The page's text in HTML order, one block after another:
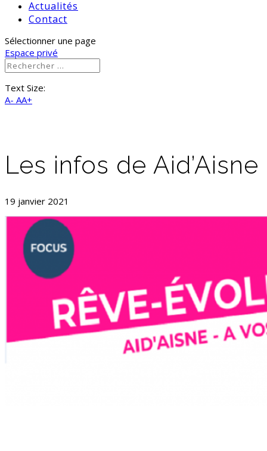
Actualités
Contact
Sélectionner une page
Espace privé
Text Size:
A- AA+
Les infos de Aid’Aisne
19 janvier 2021